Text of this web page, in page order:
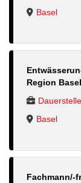
Basel
Region
Basel
Fachmann/-